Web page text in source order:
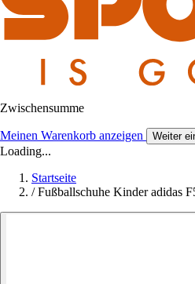
Zwischensumme
Meinen Warenkorb anzeigen Weiter
Loading...
Startseite
/ Fußballschuhe Kinder adidas